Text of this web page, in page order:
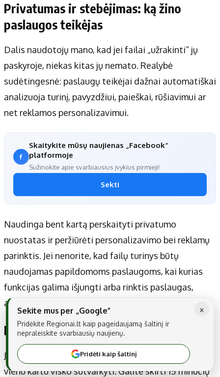
Privatumas ir stebėjimas: ką žino
paslaugos teikėjas
Dalis naudotojų mano, kad jei failai „užrakinti“ jų
paskyroje, niekas kitas jų nemato. Realybė
sudėtingesnė: paslaugų teikėjai dažnai automatiškai
analizuoja turinį, pavyzdžiui, paieškai, rūšiavimui ar
net reklamos personalizavimui.
Skaitykite mūsų naujienas „Facebook“
platformoje
Sužinokite apie svarbiausius įvykius pirmieji!
Sekti
Naudinga bent kartą perskaityti privatumo
nuostatas ir peržiūrėti personalizavimo bei reklamų
parinktis. Jei nenorite, kad failų turinys būtų
naudojamas papildomoms paslaugoms, kai kurias
funkcijas galima išjungti arba rinktis paslaugas,
akcentuojančias minimalų duomenų naudojimą.
Kaip pradėti tvarkytis jau dabar
Jei debesų saugykloje jau tvyro chaosas, nebūtina
vienu kartu visko sutvarkyti. Galite skirti 15 minučių
×
Sekite mus per „Google“
Pridėkite Regionai.lt kaip pageidaujamą šaltinį ir
nepraleiskite svarbiausių naujienų.
Pridėti kaip šaltinį